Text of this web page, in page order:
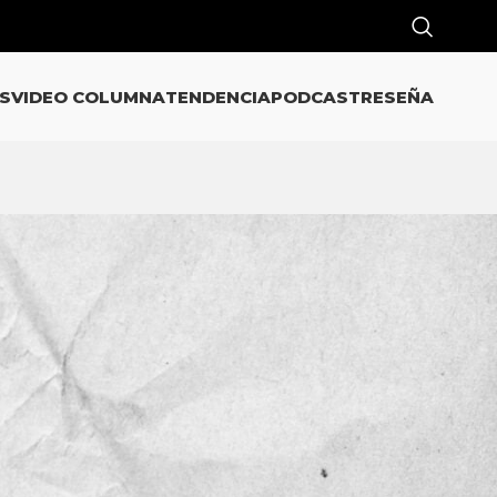
VIDEO COLUMNATENDENCIAPODCASTRESEÑA